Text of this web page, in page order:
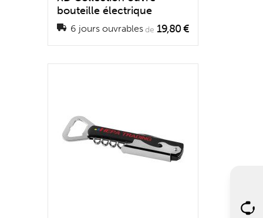
bouteille électrique
6 jours ouvrables de 19,80 €